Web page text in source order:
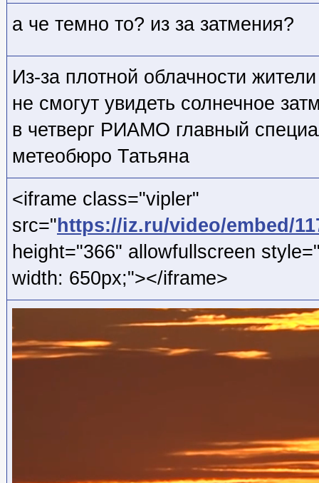
а че темно то? из за затмения?
Из-за плотной облачности
не смогут увидеть солнечное
в четверг РИАМО главный
метеобюро Татьяна
<iframe class="vipler"
src=" https://iz.ru/video/embed/
height="366" allowfullscreen
width: 650px;"></iframe>